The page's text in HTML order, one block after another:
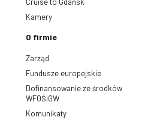
Cruise to Gdańsk
Kamery
O firmie
Zarząd
Fundusze europejskie
Dofinansowanie ze środków
WFOŚiGW
Komunikaty